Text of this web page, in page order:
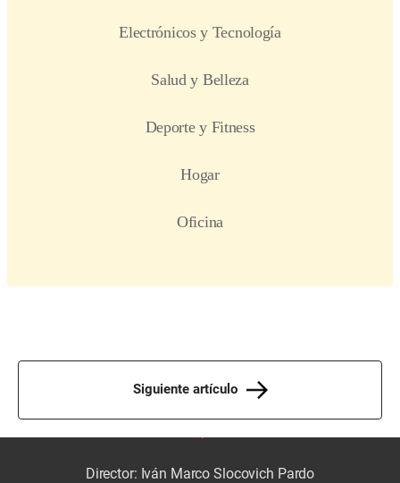
Siguiente artículo
Director: Iván Marco Slocovich Pardo